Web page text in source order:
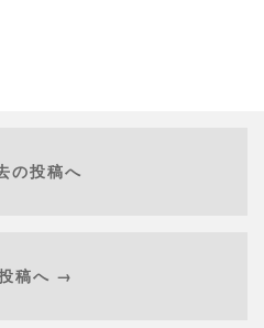
の投稿へ
稿へ →